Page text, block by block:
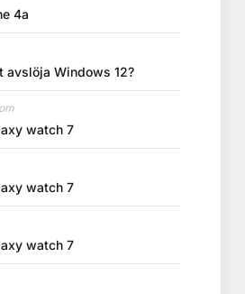
4a
avslöja Windows 12?
watch 7
watch 7
watch 7